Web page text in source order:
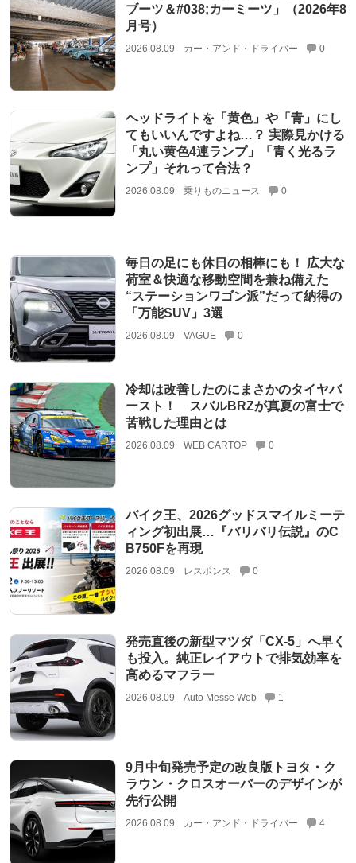
ブーツ＆#038;カーミーツ」（2026年8
月号）
2026.08.09 カー・アンド・ドライバー 0
ヘッドライトを「黄色」や「青」にし
てもいいんですよね…？ 実際見かける
「丸い黄色4連ランプ」「青く光るラ
ンプ」それって合法？
2026.08.09 乗りものニュース 0
毎日の足にも休日の相棒にも！ 広大な
荷室＆快適な移動空間を兼ね備えた
“ステーションワゴン派”だって納得の
「万能SUV」3選
2026.08.09 VAGUE 0
冷却は改善したのにまさかのタイヤバ
ースト！ スバルBRZが真夏の富士で
苦戦した理由とは
2026.08.09 WEB CARTOP 0
バイク王、2026グッドスマイルミーテ
ィング初出展…『バリバリ伝説』のC
B750Fを再現
2026.08.09 レスポンス 0
発売直後の新型マツダ「CX-5」へ早く
も投入。純正レイアウトで排気効率を
高めるマフラー
2026.08.09 Auto Messe Web 1
9月中旬発売予定の改良版トヨタ・ク
ラウン・クロスオーバーのデザインが
先行公開
2026.08.09 カー・アンド・ドライバー 4